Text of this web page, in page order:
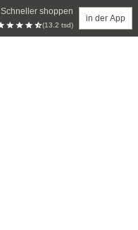
Schneller shoppen
(13.2 tsd)
in der App